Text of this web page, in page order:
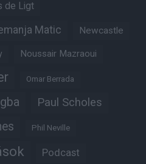
de Ligt
Matic Newcastle
Noussair Mazraoui
Omar Berrada
Paul Scholes
Phil Neville
Podcast